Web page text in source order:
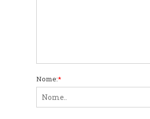
Nome:*